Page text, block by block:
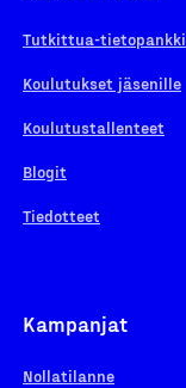
Tutkittua-tietopankki
Koulutukset jäsenille
Koulutustallenteet
Blogit
Tiedotteet
Kampanjat
Nollatilanne